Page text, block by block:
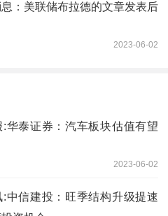
：美联储布拉德的文章发表后
2023-06-02
:华泰证券：汽车板块估值有望
2023-06-02
:中信建投：旺季结构升级提速